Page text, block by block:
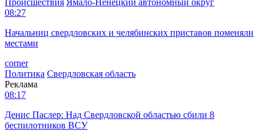
08:27
Начальниц свердловских и челябинских приставов поменяли
местами
corner
Политика Свердловская область
Реклама
08:17
Денис Паслер: Над Свердловской областью сбили 8
беспилотников ВСУ